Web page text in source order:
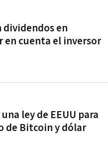
dividendos en
en cuenta el inversor
ley de EEUU para
de Bitcoin y dólar